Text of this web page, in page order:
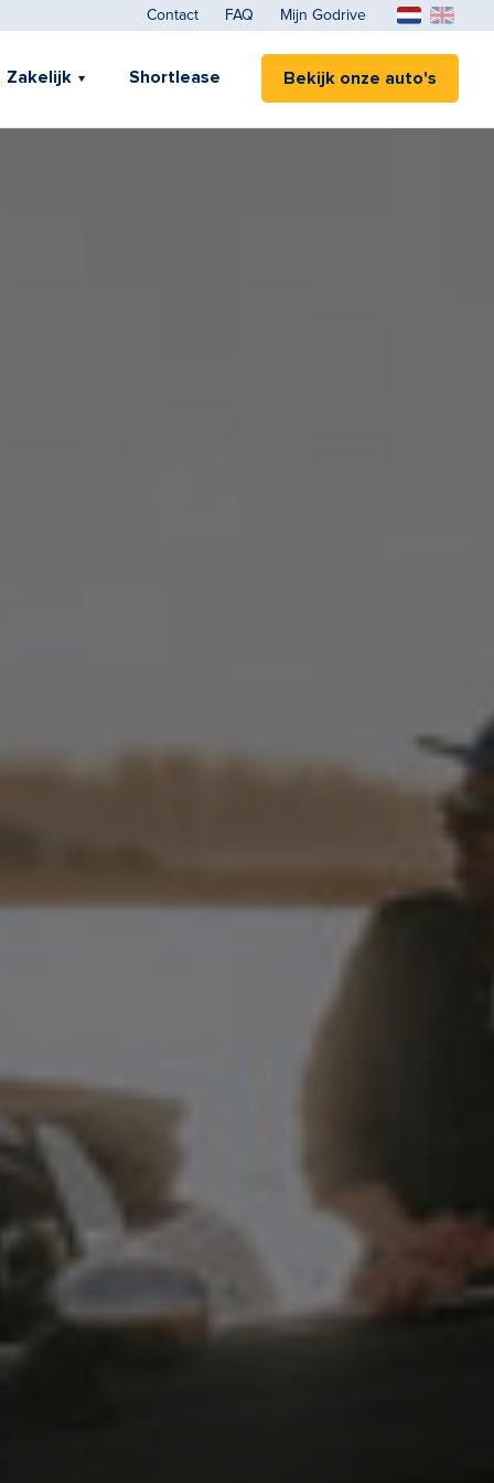
Contact FAQ Mijn Godrive
Zakelijk Shortlease Bekijk onze auto's